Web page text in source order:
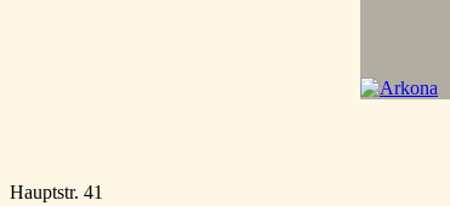
Hauptstr. 41